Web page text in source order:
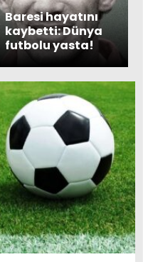
Baresi hayatını
kaybetti: Dünya
futbolu yasta!